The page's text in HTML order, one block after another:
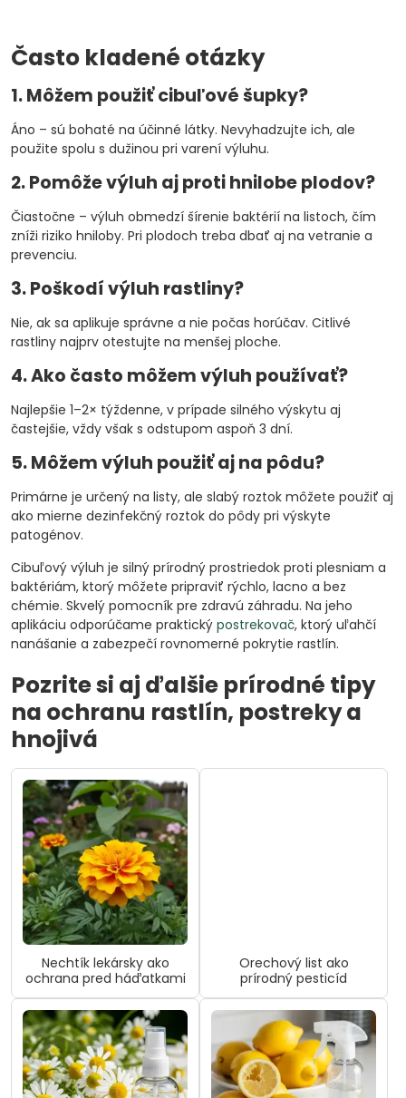
Často kladené otázky
1. Môžem použiť cibuľové šupky?
Áno – sú bohaté na účinné látky. Nevyhadzujte ich, ale
použite spolu s dužinou pri varení výluhu.
2. Pomôže výluh aj proti hnilobe plodov?
Čiastočne – výluh obmedzí šírenie baktérií na listoch, čím
zníži riziko hniloby. Pri plodoch treba dbať aj na vetranie a
prevenciu.
3. Poškodí výluh rastliny?
Nie, ak sa aplikuje správne a nie počas horúčav. Citlivé
rastliny najprv otestujte na menšej ploche.
4. Ako často môžem výluh používať?
Najlepšie 1–2× týždenne, v prípade silného výskytu aj
častejšie, vždy však s odstupom aspoň 3 dní.
5. Môžem výluh použiť aj na pôdu?
Primárne je určený na listy, ale slabý roztok môžete použiť aj
ako mierne dezinfekčný roztok do pôdy pri výskyte
patogénov.
Cibuľový výluh je silný prírodný prostriedok proti plesniam a
baktériám, ktorý môžete pripraviť rýchlo, lacno a bez
chémie. Skvelý pomocník pre zdravú záhradu. Na jeho
aplikáciu odporúčame praktický postrekovač, ktorý uľahčí
nanášanie a zabezpečí rovnomerné pokrytie rastlín.
Pozrite si aj ďalšie prírodné tipy
na ochranu rastlín, postreky a
hnojivá
Nechtík lekársky ako
ochrana pred háďatkami
Orechový list ako
prírodný pesticíd